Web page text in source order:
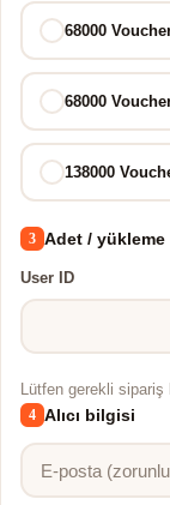
68000
68000
138000
3 Adet /
User ID
Lütfen gerekli sipariş
4 Alıcı bilgisi